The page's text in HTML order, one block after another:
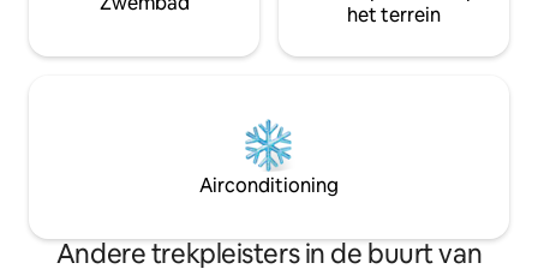
het terrein
Airconditioning
Andere trekpleisters in de buurt van